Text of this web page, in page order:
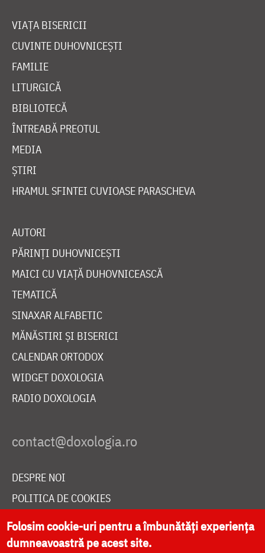
VIAȚA BISERICII
CUVINTE DUHOVNICEȘTI
FAMILIE
LITURGICĂ
BIBLIOTECĂ
ÎNTREABĂ PREOTUL
MEDIA
ȘTIRI
HRAMUL SFINTEI CUVIOASE PARASCHEVA
AUTORI
PĂRINȚI DUHOVNICEȘTI
MAICI CU VIAȚĂ DUHOVNICEASCĂ
TEMATICĂ
SINAXAR ALFABETIC
MĂNĂSTIRI ȘI BISERICI
CALENDAR ORTODOX
WIDGET DOXOLOGIA
RADIO DOXOLOGIA
DESPRE NOI
POLITICA DE COOKIES
DONEAZĂ ONLINE PENTRU CATEDRALA NAȚIONALĂ
Folosim cookie-uri pentru a îmbunătăți experiența
dumneavoastră pe acest site.